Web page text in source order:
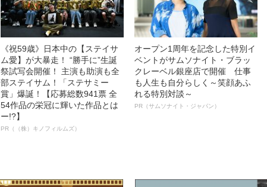
《祝59歳》日本中の【ステイサ
ム愛】が大暴走！ “勝手に”生誕
祭試写会開催！ 主演も助演も全
部ステイサム！「ステサミー
賞」爆誕！【応募総数941票 全
54作品の栄冠に輝いた作品とは
ー!?】
PR（（株）キノフィルムズ）
オープン1周年を記念した特別イ
ベントがサムソナイト・ブラッ
クレーベル銀座店で開催 仕事
も人生も自分らしく～笑顔あふ
れる特別対談～
PR（サムソナイト・ジャパン）